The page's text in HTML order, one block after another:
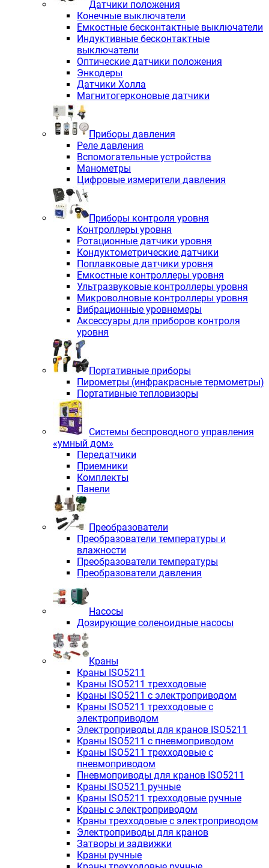
Датчики положения
Конечные выключатели
Емкостные бесконтактные выключатели
Индуктивные бесконтактные
выключатели
Оптические датчики положения
Энкодеры
Датчики Холла
Магнитогерконовые датчики
Приборы давления
Реле давления
Вспомогательные устройства
Манометры
Цифровые измерители давления
Приборы контроля уровня
Контроллеры уровня
Ротационные датчики уровня
Кондуктометрические датчики
Поплавковые датчики уровня
Емкостные контроллеры уровня
Ультразвуковые контроллеры уровня
Микроволновые контроллеры уровня
Вибрационные уровнемеры
Аксессуары для приборов контроля
уровня
Портативные приборы
Пирометры (инфракрасные термометры)
Портативные тепловизоры
Системы беспроводного управления
«умный дом»
Передатчики
Приемники
Комплекты
Панели
Преобразователи
Преобразователи температуры и
влажности
Преобразователи температуры
Преобразователи давления
Насосы
Дозирующие соленоидные насосы
Краны
Краны ISO5211
Краны ISO5211 трехходовые
Краны ISO5211 с электроприводом
Краны ISO5211 трехходовые с
электроприводом
Электроприводы для кранов ISO5211
Краны ISO5211 с пневмоприводом
Краны ISO5211 трехходовые с
пневмоприводом
Пневмоприводы для кранов ISO5211
Краны ISO5211 ручные
Краны ISO5211 трехходовые ручные
Краны с электроприводом
Краны трехходовые с электроприводом
Электроприводы для кранов
Затворы и задвижки
Краны ручные